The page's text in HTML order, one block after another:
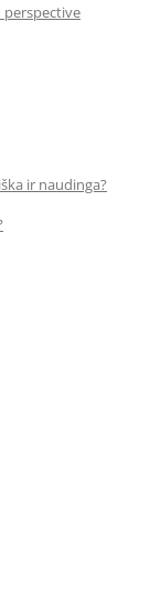
perspective
ir naudinga?